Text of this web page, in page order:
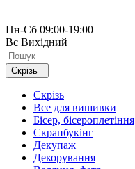
Пн-Сб 09:00-19:00
Вс Вихідний
Скрізь
Скрізь
Все для вишивки
Бісер, бісероплетіння
Скрапбукінг
Декупаж
Декорування